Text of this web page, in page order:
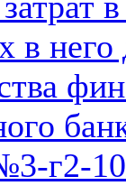
в
г2-